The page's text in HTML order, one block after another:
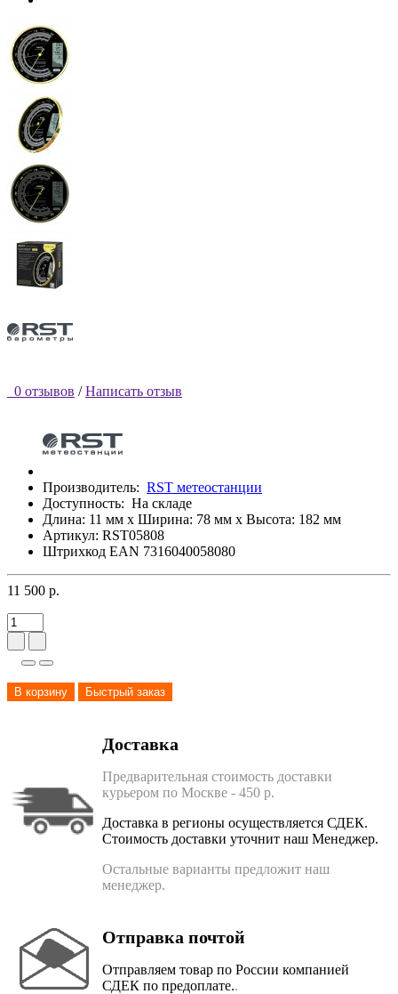
0 отзывов / Написать отзыв
Производитель: RST метеостанции
Доступность: На складе
Длина: 11 мм x Ширина: 78 мм x Высота: 182 мм
Артикул: RST05808
Штрихкод EAN 7316040058080
11 500 р.
В корзину Быстрый заказ
Доставка
Предварительная стоимость доставки
курьером по Москве - 450 р.
Доставка в регионы осуществляется СДЕК.
Стоимость доставки уточнит наш Менеджер.
Остальные варианты предложит наш
менеджер.
Отправка почтой
Отправляем товар по России компанией
СДЕК по предоплате..